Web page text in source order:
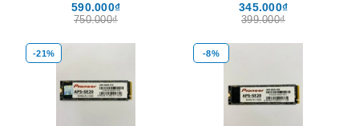
590.000₫
750.000₫
345.000₫
399.000₫
-21% -8%